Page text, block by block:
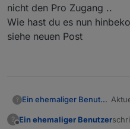
anmelden will mit
nicht den Pro Zugang ..
Wie hast du es nun
siehe neuen Post
? Ein ehemaliger Benutzer
iot.0
? Ein ehemaliger Benutzer